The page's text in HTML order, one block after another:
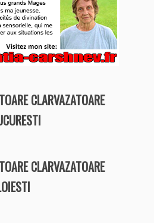
CLARVAZATOARE
CLARVAZATOARE